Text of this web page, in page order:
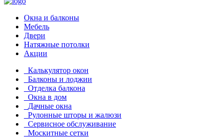
Окна и балконы
Мебель
Двери
Натяжные потолки
Акции
Калькулятор окон
Балконы и лоджии
Отделка балкона
Окна в дом
Дачные окна
Рулонные шторы и жалюзи
Сервисное обслуживание
Москитные сетки